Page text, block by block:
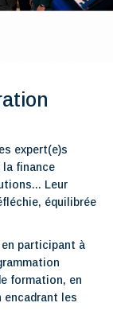
expert(e)s
la finance
Leur
équilibrée
participant à
formation, en
encadrant les